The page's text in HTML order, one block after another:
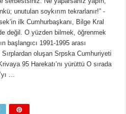
unutulan soykırım tekrarlanır!” -
ilk Cumhurbaşkanı, Bilge Kral
değil. O yüzden bilmek, öğrenmek
başlangıcı 1991-1995 arası
oluşan Srpska Cumhuriyeti
95 Harekatı’nı yürüttü O sırada
…